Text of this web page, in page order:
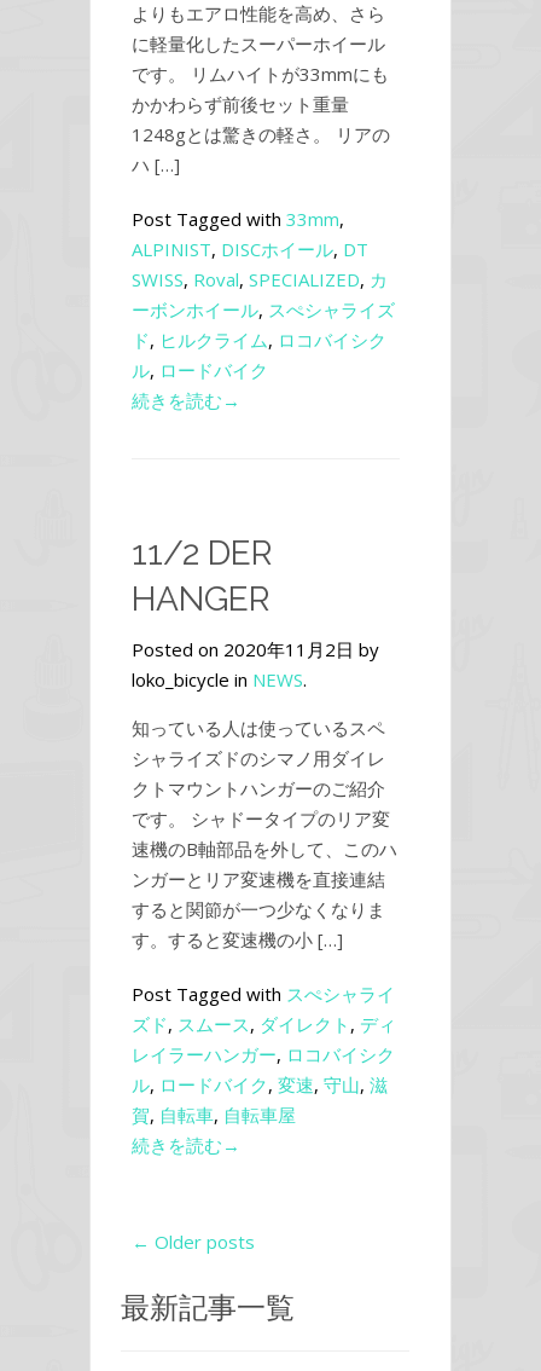
よりもエアロ性能を高め、さら
に軽量化したスーパーホイール
です。 リムハイトが33mmにも
かかわらず前後セット重量
1248gとは驚きの軽さ。 リアの
ハ […]
Post Tagged with 33mm,
ALPINIST, DISCホイール, DT
SWISS, Roval, SPECIALIZED, カ
ーボンホイール, スぺシャライズ
ド, ヒルクライム, ロコバイシク
ル, ロードバイク
続きを読む→
11/2 DER
HANGER
Posted on 2020年11月2日 by
loko_bicycle in NEWS.
知っている人は使っているスペ
シャライズドのシマノ用ダイレ
クトマウントハンガーのご紹介
です。 シャドータイプのリア変
速機のB軸部品を外して、このハ
ンガーとリア変速機を直接連結
すると関節が一つ少なくなりま
す。すると変速機の小 […]
Post Tagged with スぺシャライ
ズド, スムース, ダイレクト , ディ
レイラーハンガー, ロコバイシク
ル, ロードバイク, 変速, 守山, 滋
賀, 自転車, 自転車屋
続きを読む→
← Older posts
最新記事一覧